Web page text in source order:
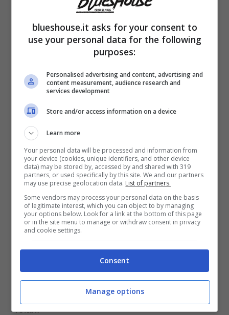
Un gossip di cui tutti parlano, e che sembra
farsi sempre più concreto ogni giorno che
passa. Belen Rodriguez ed Elio Lorenzoni,
che da qualche temponon si mostrano più
insieme
della showgirl, sembrerebbero ai ferri corti.
Un’ulteriore testimonianza del presunto
allontanamento tra i due arriverebbe proprio
dalle recenti stories postate dall’argentina. La
classe 1984, allo stato attuale,
Scozia
per motivi non ancora precisati ai fan.
Probabilmente un viaggio di piacere,
all’insegna della tranquillità e del più totale
relax.
blueshouse.it asks for your consent to
use your personal data for the following
purposes:
Personalised advertising and content, advertising and
content measurement, audience research and
services development
Store and/or access information on a device
Learn more
Your personal data will be processed and information from
your device (cookies, unique identifiers, and other device
data) may be stored by, accessed by and shared with 319
partners, or used specifically by this site. We and our partners
may use precise geolocation data. List of partners.
Some vendors may process your personal data on the basis
of legitimate interest, which you can object to by managing
your options below. Look for a link at the bottom of this page
or in the site menu to manage or withdraw consent in privacy
and cookie settings.
Consent
Manage options